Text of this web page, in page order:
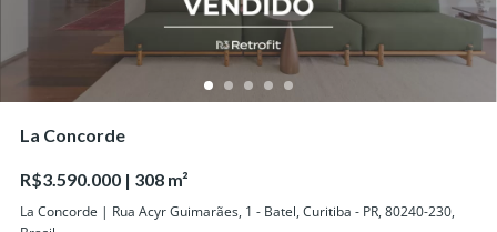
La Concorde
R$3.590.000 | 308 m²
La Concorde | Rua Acyr Guimarães, 1 - Batel, Curitiba - PR, 80240-230,